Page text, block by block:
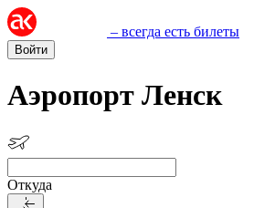
– всегда есть билеты
Войти
Аэропорт Ленск
Откуда